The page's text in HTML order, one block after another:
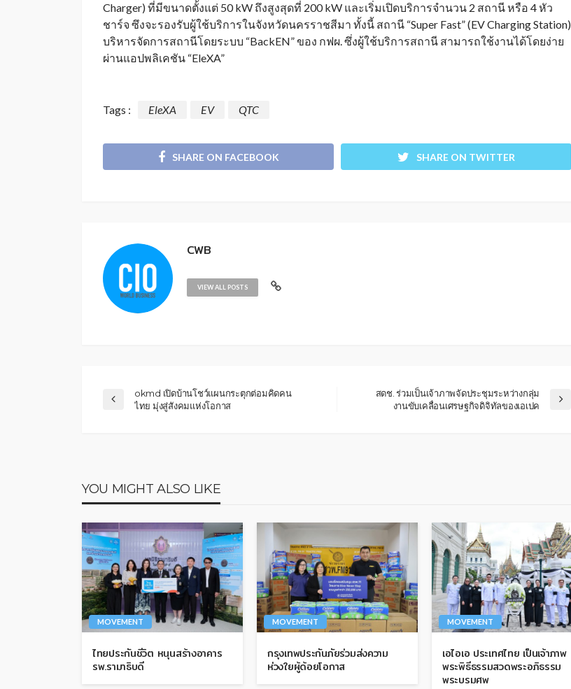
Charger) ที่มีขนาดตั้งแต่ 50 kW ถึงสูงสุดที่ 200 kW และเริ่มเปิดบริการจำนวน 2 สถานี หรือ 4 หัว
ชาร์จ ซึงจะรองรับผู้ใช้บริการในจังหวัดนครราชสีมา ทั้งนี้ สถานี “Super Fast” (EV Charging Station)
บริหารจัดการสถานีโดยระบบ “BackEN” ของ กฟผ. ซึ่งผู้ใช้บริการสถานี สามารถใช้งานได้โดยง่าย
ผ่านแอปพลิเคชัน “EleXA”
Tags : EleXA EV QTC
SHARE ON FACEBOOK SHARE ON TWITTER
CWB
VIEW ALL POSTS
okmd เปิดบ้านโชว์แผนกระตุกต่อมคิดคน
ไทย มุ่งสู่สังคมแห่งโอกาส
สดช. ร่วมเป็นเจ้าภาพจัดประชุมระหว่างกลุ่ม
งานขับเคลื่อนเศรษฐกิจดิจิทัลของเอเปค
YOU MIGHT ALSO LIKE
MOVEMENT
ไทยประกันชีวิต หนุนสร้างอาคาร
รพ.รามาธิบดี
MOVEMENT
กรุงเทพประกันภัยร่วมส่งความ
ห่วงใยผู้ด้อยโอกาส
MOVEMENT
เอไอเอ ประเทศไทย เป็นเจ้าภาพ
พระพิธีธรรมสวดพระอภิธรรม
พระบรมศพ